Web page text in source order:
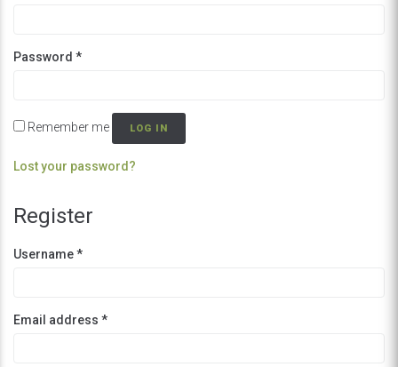
Password *
Remember me LOG IN
Lost your password?
Register
Username*
Email address *